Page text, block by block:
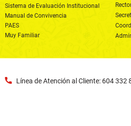
Sistema de Evaluación Institucional
Manual de Convivencia
PAES
Muy Familiar
Línea de Atención al Cliente: 604 332